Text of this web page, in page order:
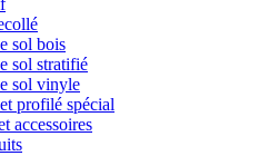
sol bois
sol stratifié
sol vinyle
profilé spécial
accessoires